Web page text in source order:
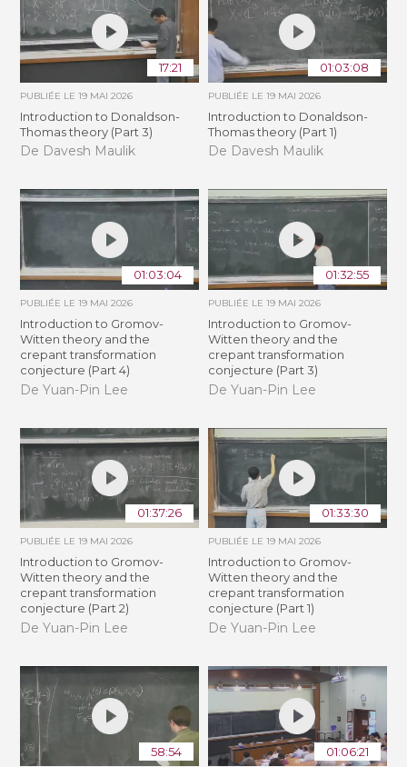
17:21
PUBLIÉE LE19 MAI 2026
Introduction to Donaldson-
Thomas theory (Part 3)
De Davesh Maulik
01:03:08
PUBLIÉE LE 19 MAI 2026
Introduction to Donaldson-
Thomas theory (Part 1)
De Davesh Maulik
01:03:04
PUBLIÉE LE19 MAI 2026
Introduction to Gromov-
Witten theory and the
crepant transformation
conjecture (Part 4)
De Yuan-Pin Lee
01:32:55
PUBLIÉE LE 19 MAI 2026
Introduction to Gromov-
Witten theory and the
crepant transformation
conjecture (Part 3)
De Yuan-Pin Lee
01:37:26
PUBLIÉE LE19 MAI 2026
Introduction to Gromov-
Witten theory and the
crepant transformation
conjecture (Part 2)
De Yuan-Pin Lee
01:33:30
PUBLIÉE LE 19 MAI 2026
Introduction to Gromov-
Witten theory and the
crepant transformation
conjecture (Part 1)
De Yuan-Pin Lee
58:54 01:06:21